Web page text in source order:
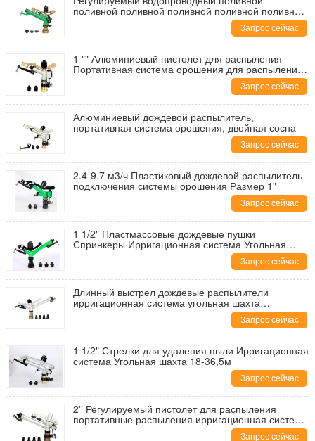
поливной поливной поливной поливной поливной
поливной поливной поливной поливной поливной
поливной поливной поливной поливной поливной
Запрос сейчас
1 "" Алюминиевый пистолет для распыления
Портативная система орошения для распыления
Запрос сейчас
Алюминиевый дождевой распылитель,
портативная система орошения, двойная сосна
Запрос сейчас
2.4-9.7 м3/ч Пластиковый дождевой распылитель
подключения системы орошения Размер 1"
Запрос сейчас
1 1/2" Пластмассовые дождевые пушки
Спринкеры Ирригационная система Угольная
Запрос сейчас
Длинный выстрел дождевые распылители
ирригационная система угольная шахта
Запрос сейчас
1 1/2" Стрелки для удаления пыли Ирригационная
система Угольная шахта 18-36,5м
Запрос сейчас
2'' Регулируемый пистолет для распыления
портативные распыления ирригационная система
Запрос сейчас